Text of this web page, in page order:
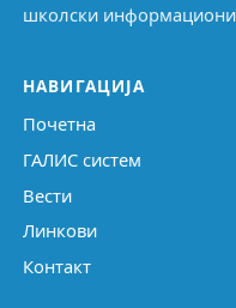
школски информациони
НАВИГАЦИЈА
Почетна
ГАЛИС систем
Вести
Линкови
Контакт